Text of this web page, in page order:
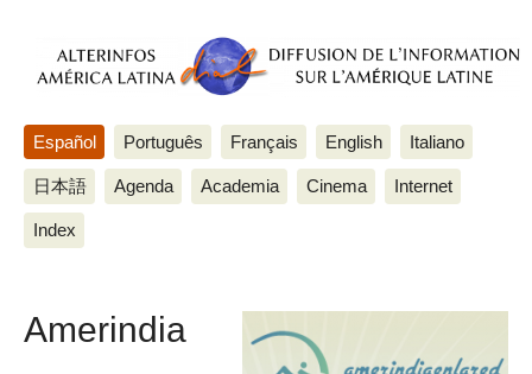
Español Português Français English Italiano
日本語 Agenda Academia Cinema Internet
Index
Amerindia